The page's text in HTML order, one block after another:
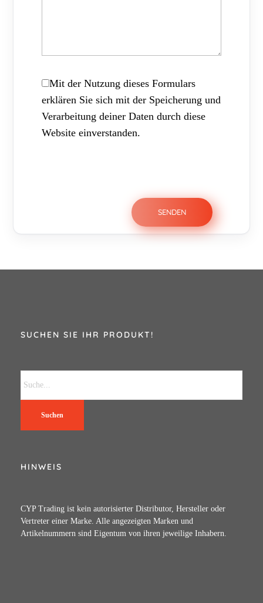
Mit der Nutzung dieses Formulars
erklären Sie sich mit der Speicherung und
Verarbeitung deiner Daten durch diese
Website einverstanden.
SUCHEN SIE IHR PRODUKT!
Suchen
HINWEIS
CYP Trading ist kein autorisierter Distributor, Hersteller oder
Vertreter einer Marke. Alle angezeigten Marken und
Artikelnummern sind Eigentum von ihren jeweilige Inhabern.